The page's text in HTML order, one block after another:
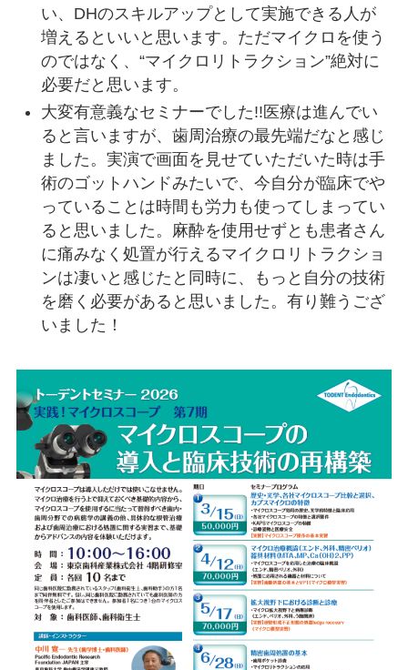
い、DHのスキルアップとして実施できる人が
増えるといいと思います。ただマイクロを使う
のではなく、“マイクロリトラクション”絶対に
必要だと思います。
大変有意義なセミナーでした!!医療は進んでい
ると言いますが、歯周治療の最先端だなと感じ
ました。実演で画面を見せていただいた時は手
術のゴットハンドみたいで、今自分が臨床でや
っていることは時間も労力も使ってしまってい
ると思いました。麻酔を使用せずとも患者さん
に痛みなく処置が行えるマイクロリトラクショ
ンは凄いと感じたと同時に、もっと自分の技術
を磨く必要があると思いました。有り難うござ
いました！